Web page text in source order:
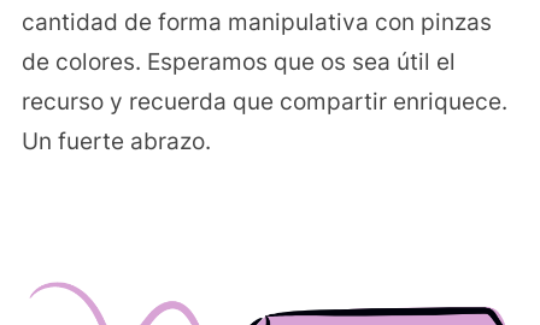
cantidad de forma manipulativa con pinzas
de colores. Esperamos que os sea útil el
recurso y recuerda que compartir enriquece.
Un fuerte abrazo.